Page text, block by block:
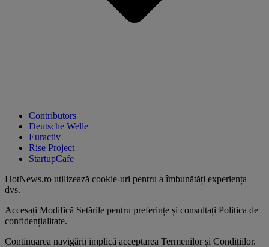
Contributors
Deutsche Welle
Euractiv
Rise Project
StartupCafe
HotNews.ro utilizează cookie-uri pentru a îmbunătăți experiența
dvs.
Accesați Modifică Setările pentru preferințe și consultați Politica de
confidențialitate.
Continuarea navigării implică acceptarea Termenilor și Condițiilor.